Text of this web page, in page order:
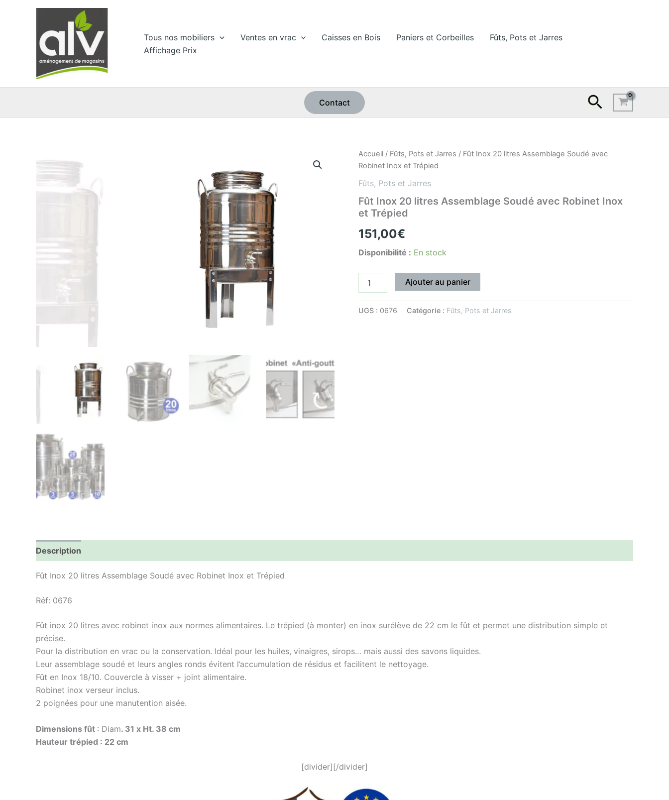
Tous nos mobiliers Ventes en vrac Caisses en Bois Paniers et Corbeilles
Fûts, Pots et Jarres
Affichage Prix
Contact
Accueil / Fûts, Pots et Jarres / Fût Inox 20 litres Assemblage Soudé avec
Robinet Inox et Trépied
Fûts, Pots et Jarres
Fût Inox 20 litres Assemblage Soudé avec Robinet Inox
et Trépied
151,00€
Disponibilité : En stock
quantité
de
Inox
litres
Assemblage
avec
Robinet
Inox
Trépied
Ajouter au panier
UGS : 0676 Catégorie : Fûts, Pots et Jarres
Description
Fût Inox 20 litres Assemblage Soudé avec Robinet Inox et Trépied
Réf: 0676
Fût inox 20 litres avec robinet inox aux normes alimentaires. Le trépied (à monter) en inox surélève de 22 cm le fût et permet une distribution simple et
précise.
Pour la distribution en vrac ou la conservation. Idéal pour les huiles, vinaigres, sirops… mais aussi des savons liquides.
Leur assemblage soudé et leurs angles ronds évitent l’accumulation de résidus et facilitent le nettoyage.
Fût en Inox 18/10. Couvercle à visser + joint alimentaire.
Robinet inox verseur inclus.
2 poignées pour une manutention aisée.
Dimensions fût : Diam. 31 x Ht. 38 cm
Hauteur trépied : 22 cm
[divider][/divider]